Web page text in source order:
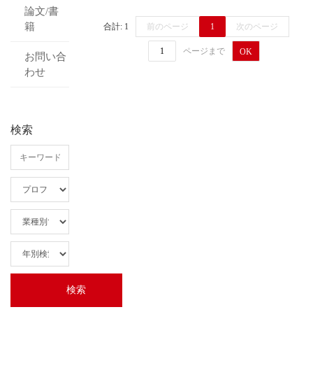
論文/書
籍
お問い合
わせ
検索
合計: 1 前のページ 1 次のページ
ページまで OK